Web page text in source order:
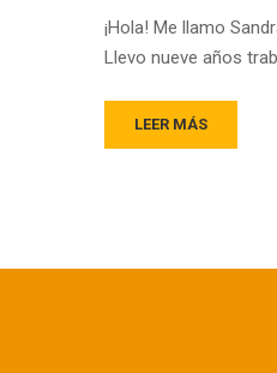
¡Hola! Me llamo
Llevo nueve años
LEER MÁS